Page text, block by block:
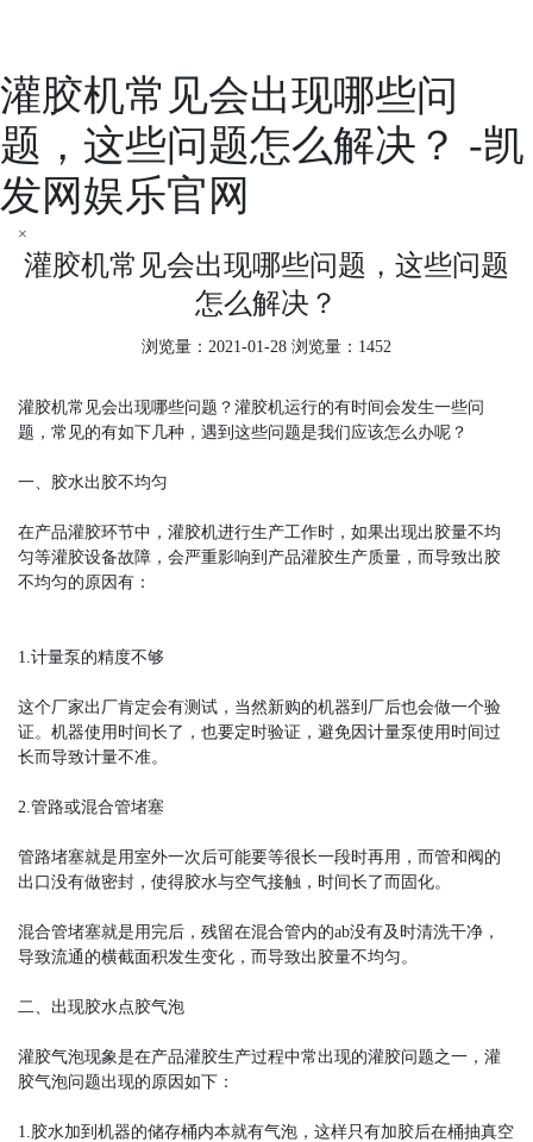
灌胶机常见会出现哪些问
题，这些问题怎么解决？ -凯
发网娱乐官网
×
灌胶机常见会出现哪些问题，这些问题
怎么解决？
浏览量：2021-01-28 浏览量：1452
灌胶机常见会出现哪些问题？灌胶机运行的有时间会发生一些问
题，常见的有如下几种，遇到这些问题是我们应该怎么办呢？
一、胶水出胶不均匀
在产品灌胶环节中，灌胶机进行生产工作时，如果出现出胶量不均
匀等灌胶设备故障，会严重影响到产品灌胶生产质量，而导致出胶
不均匀的原因有：
1.计量泵的精度不够
这个厂家出厂肯定会有测试，当然新购的机器到厂后也会做一个验
证。机器使用时间长了，也要定时验证，避免因计量泵使用时间过
长而导致计量不准。
2.管路或混合管堵塞
管路堵塞就是用室外一次后可能要等很长一段时再用，而管和阀的
出口没有做密封，使得胶水与空气接触，时间长了而固化。
混合管堵塞就是用完后，残留在混合管内的ab没有及时清洗干净，
导致流通的横截面积发生变化，而导致出胶量不均匀。
二、出现胶水点胶气泡
灌胶气泡现象是在产品灌胶生产过程中常出现的灌胶问题之一，灌
胶气泡问题出现的原因如下：
1.胶水加到机器的储存桶内本就有气泡，这样只有加胶后在桶抽真空